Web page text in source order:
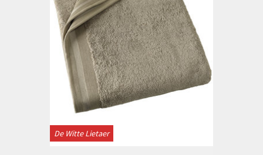
De Witte Lietaer